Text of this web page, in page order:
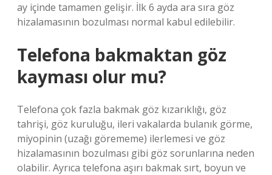
ay içinde tamamen gelişir. İlk 6 ayda ara sıra göz
hizalamasının bozulması normal kabul edilebilir.
Telefona bakmaktan göz
kayması olur mu?
Telefona çok fazla bakmak göz kızarıklığı, göz
tahrişi, göz kuruluğu, ileri vakalarda bulanık görme,
miyopinin (uzağı görememe) ilerlemesi ve göz
hizalamasının bozulması gibi göz sorunlarına neden
olabilir. Ayrıca telefona aşırı bakmak sırt, boyun ve